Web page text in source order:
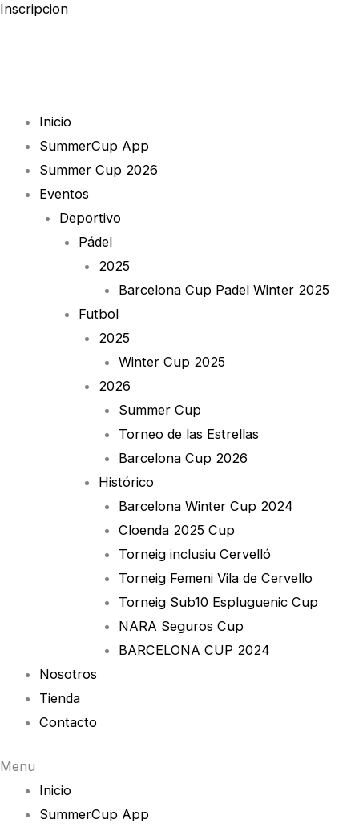
Inscripcion
Inicio
SummerCup App
Summer Cup 2026
Eventos
Deportivo
Pádel
2025
Barcelona Cup Padel Winter 2025
Futbol
2025
Winter Cup 2025
2026
Summer Cup
Torneo de las Estrellas
Barcelona Cup 2026
Histórico
Barcelona Winter Cup 2024
Cloenda 2025 Cup
Torneig inclusiu Cervelló
Torneig Femeni Vila de Cervello
Torneig Sub10 Espluguenic Cup
NARA Seguros Cup
BARCELONA CUP 2024
Nosotros
Tienda
Contacto
Menu
Inicio
SummerCup App